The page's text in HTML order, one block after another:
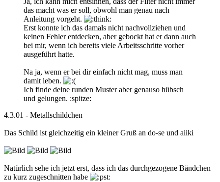
das macht was er soll, obwohl man genau nach
Anleitung vorgeht.
Erst konnte ich das damals nicht nachvollziehen und
keinen Fehler entdecken, aber gebockt hat er dann auch
bei mir, wenn ich bereits viele Arbeitsschritte vorher
ausgeführt hatte.
Na ja, wenn er bei dir einfach nicht mag, muss man
damit leben.
Ich finde deine runden Muster aber genauso hübsch
und gelungen. :spitze:
4.3.01 - Metallschildchen
Das Schild ist gleichzeitig ein kleiner Gruß an do-se und aiiki
Natürlich sehe ich jetzt erst, dass ich das durchgezogene Bändchen
zu kurz zugeschnitten habe